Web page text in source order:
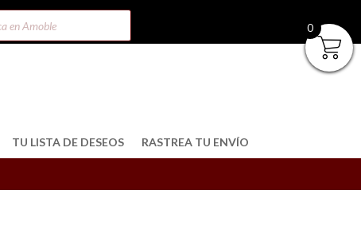
TU LISTA DE DESEOS RASTREA TU ENVÍO
0